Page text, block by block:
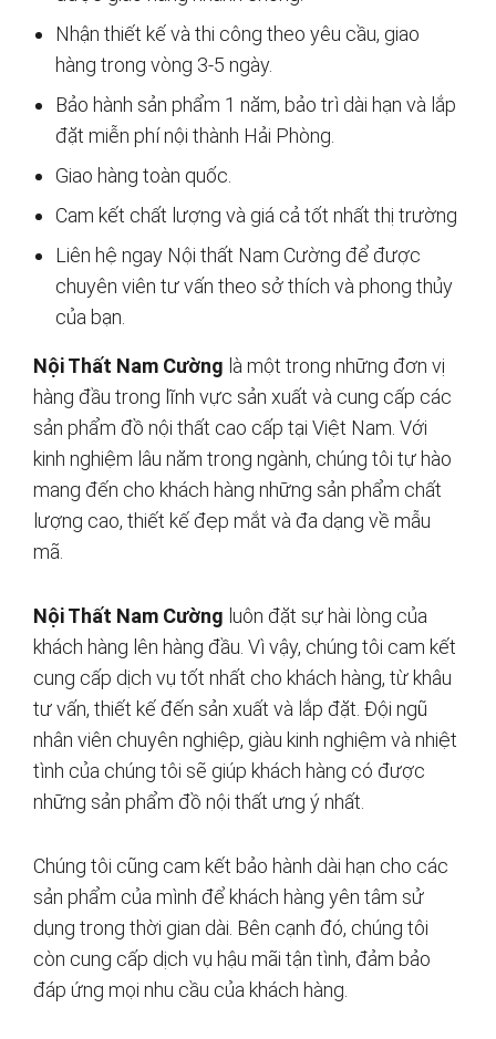
Nhận thiết kế và thi công theo yêu cầu, giao
hàng trong vòng 3-5 ngày.
Bảo hành sản phẩm 1 năm, bảo trì dài hạn và lắp
đặt miễn phí nội thành Hải Phòng.
Giao hàng toàn quốc.
Cam kết chất lượng và giá cả tốt nhất thị trường
Liên hệ ngay Nội thất Nam Cường để được
chuyên viên tư vấn theo sở thích và phong thủy
của bạn.
Nội Thất Nam Cường là một trong những đơn vị
hàng đầu trong lĩnh vực sản xuất và cung cấp các
sản phẩm đồ nội thất cao cấp tại Việt Nam. Với
kinh nghiệm lâu năm trong ngành, chúng tôi tự hào
mang đến cho khách hàng những sản phẩm chất
lượng cao, thiết kế đẹp mắt và đa dạng về mẫu
mã.
Nội Thất Nam Cường luôn đặt sự hài lòng của
khách hàng lên hàng đầu. Vì vậy, chúng tôi cam kết
cung cấp dịch vụ tốt nhất cho khách hàng, từ khâu
tư vấn, thiết kế đến sản xuất và lắp đặt. Đội ngũ
nhân viên chuyên nghiệp, giàu kinh nghiệm và nhiệt
tình của chúng tôi sẽ giúp khách hàng có được
những sản phẩm đồ nội thất ưng ý nhất.
Chúng tôi cũng cam kết bảo hành dài hạn cho các
sản phẩm của mình để khách hàng yên tâm sử
dụng trong thời gian dài. Bên cạnh đó, chúng tôi
còn cung cấp dịch vụ hậu mãi tận tình, đảm bảo
đáp ứng mọi nhu cầu của khách hàng.